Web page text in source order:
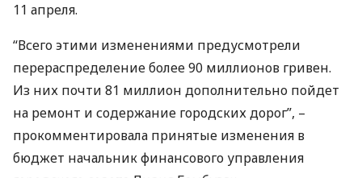
11 апреля.
“Всего этими изменениями предусмотрели
перераспределение более 90 миллионов гривен.
Из них почти 81 миллион дополнительно пойдет
на ремонт и содержание городских дорог”, –
прокомментировала принятые изменения в
бюджет начальник финансового управления